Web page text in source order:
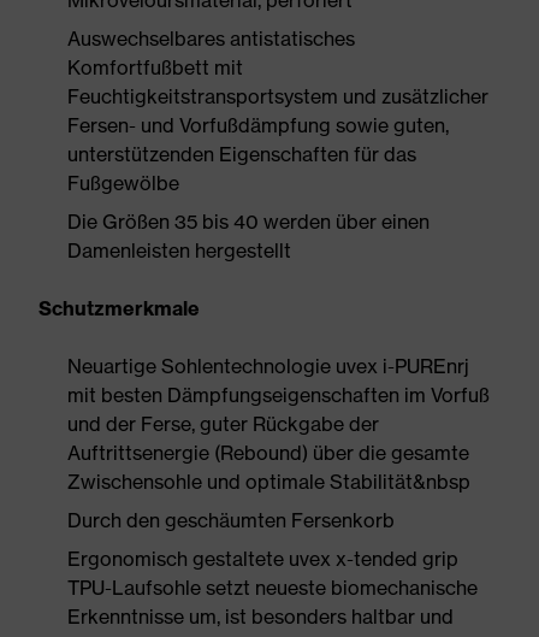
Auswechselbares antistatisches
Komfortfußbett mit
Feuchtigkeitstransportsystem und zusätzlicher
Fersen- und Vorfußdämpfung sowie guten,
unterstützenden Eigenschaften für das
Fußgewölbe
Die Größen 35 bis 40 werden über einen
Damenleisten hergestellt
Schutzmerkmale
Neuartige Sohlentechnologie uvex i-PUREnrj
mit besten Dämpfungseigenschaften im Vorfuß
und der Ferse, guter Rückgabe der
Auftrittsenergie (Rebound) über die gesamte
Zwischensohle und optimale Stabilität&nbsp
Durch den geschäumten Fersenkorb
Ergonomisch gestaltete uvex x-tended grip
TPU-Laufsohle setzt neueste biomechanische
Erkenntnisse um, ist besonders haltbar und